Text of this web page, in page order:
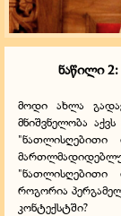
ნაწილი 2
მოდი ახლა
მნიშვნელობა
"ნათლისღებითი
"ნათლისღებითი
როგორია
კონტექსტში?